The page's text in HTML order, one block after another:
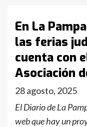
En La
las ferias
cuenta con
Asociación
28 agosto, 2025
El Diario de La
web que hay un